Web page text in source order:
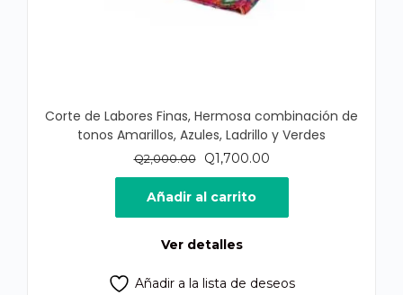
Corte de Labores Finas, Hermosa combinación de
tonos Amarillos, Azules, Ladrillo y Verdes
Q2,000.00
El
precio
original
Q1,700.00El
precio
Añadir al carrito
Ver detalles
Añadir a la lista de deseos